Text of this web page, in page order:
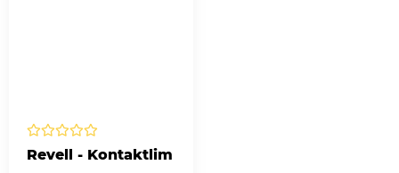
Revell - Kontaktlim